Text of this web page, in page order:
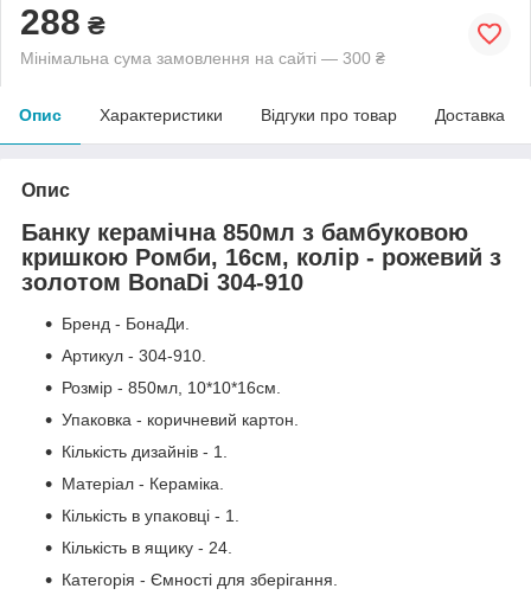
288 ₴
Мінімальна сума замовлення на сайті — 300 ₴
Опис Характеристики Відгуки про товар Доставка
Опис
Банку керамічна 850мл з бамбуковою
кришкою Ромби, 16см, колір - рожевий з
золотом BonaDi 304-910
Бренд - БонаДи.
Артикул - 304-910.
Розмір - 850мл, 10*10*16см.
Упаковка - коричневий картон.
Кількість дизайнів - 1.
Матеріал - Кераміка.
Кількість в упаковці - 1.
Кількість в ящику - 24.
Категорія - Ємності для зберігання.